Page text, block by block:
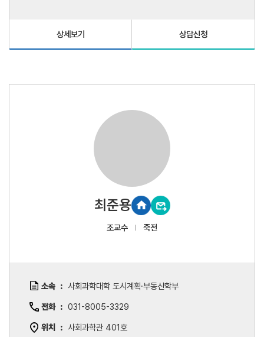
상세보기 상담신청
최준용
조교수 죽전
소속 사회과학대학 도시계획·부동산학부
전화 031-8005-3329
위치 사회과학관 401호